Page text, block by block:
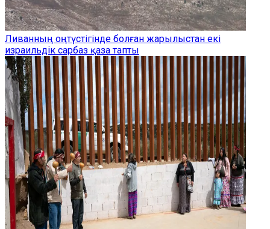
Ливанның оңтүстігінде болған жарылыстан екі
израильдік сарбаз қаза тапты